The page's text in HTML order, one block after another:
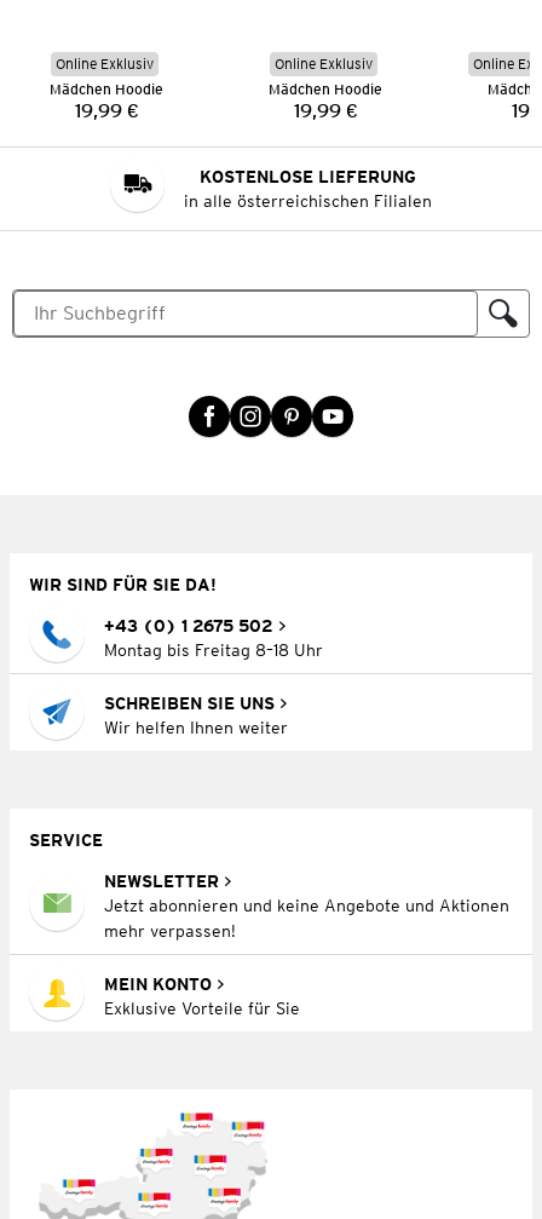
Online Exklusiv
Mädchen Hoodie
Preis:
19,99 €
Online Exklusiv
Mädchen Hoodie
Preis:
19,99 €
Online
KOSTENLOSE LIEFERUNG
in alle österreichischen Filialen
WIR SIND FÜR SIE DA!
+43 (0) 1 2675 502
Montag bis Freitag 8–18 Uhr
SCHREIBEN SIE UNS
Wir helfen Ihnen weiter
SERVICE
NEWSLETTER
Jetzt abonnieren und keine Angebote und Aktionen
mehr verpassen!
MEIN KONTO
Exklusive Vorteile für Sie